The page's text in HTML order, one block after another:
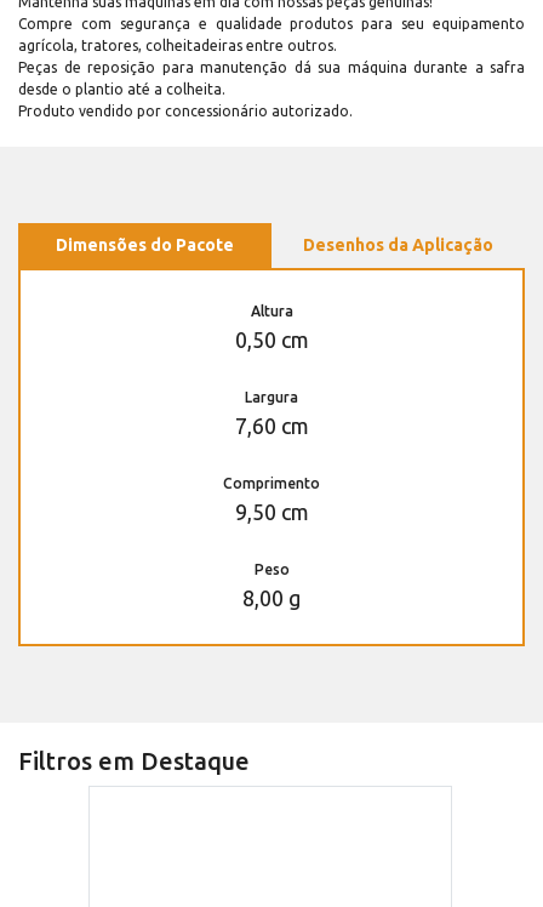
Compre com segurança e qualidade produtos para seu equipamento
agrícola, tratores, colheitadeiras entre outros.
Peças de reposição para manutenção dá sua máquina durante a safra
desde o plantio até a colheita.
Produto vendido por concessionário autorizado.
Dimensões do Pacote Desenhos da Aplicação
Altura
0,50 cm
Largura
7,60 cm
Comprimento
9,50 cm
Peso
8,00 g
Filtros em Destaque